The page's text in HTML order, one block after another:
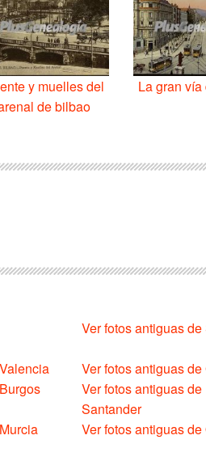
y muelles del
de bilbao
La gran
Ver fotos antiguas
Ver fotos antiguas
Ver fotos antiguas de
Santander
Ver fotos antiguas